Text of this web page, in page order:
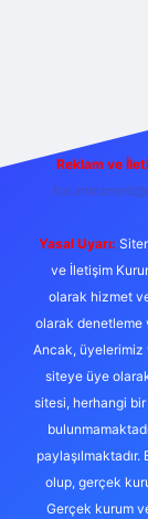
Reklam ve
Yasal Uyarı:
ve İletişim
olarak hizmet
olarak denetleme
Ancak, üyelerimiz
siteye üye
sitesi, herhangi bir
olup, gerçek
Gerçek kurum